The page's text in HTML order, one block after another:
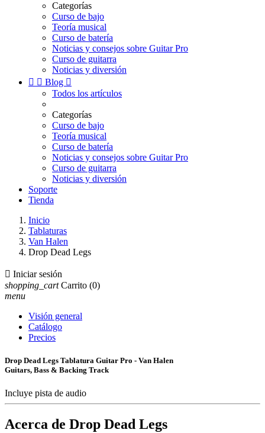
Categorías
Curso de bajo
Teoría musical
Curso de batería
Noticias y consejos sobre Guitar Pro
Curso de guitarra
Noticias y diversión
  Blog 
Todos los artículos
Categorías
Curso de bajo
Teoría musical
Curso de batería
Noticias y consejos sobre Guitar Pro
Curso de guitarra
Noticias y diversión
Soporte
Tienda
Inicio
Tablaturas
Van Halen
Drop Dead Legs
 Iniciar sesión
shopping_cart Carrito (0)
menu
Visión general
Catálogo
Precios
Drop Dead Legs Tablatura Guitar Pro - Van Halen
Guitars, Bass & Backing Track
Incluye pista de audio
Acerca de Drop Dead Legs